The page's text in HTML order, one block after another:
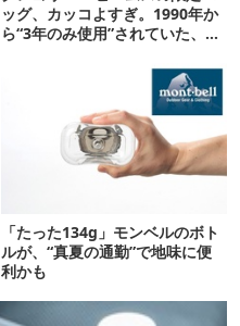
ッグ、カッコよすぎ。1990年か
ら“3年のみ使用”されていた、紫
「たった134g」モンベルのボト
ルが、“真夏の通勤”で地味に便
利かも